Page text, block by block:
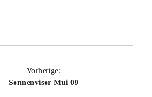
Vorherige:
Sonnenvisor Mui 09